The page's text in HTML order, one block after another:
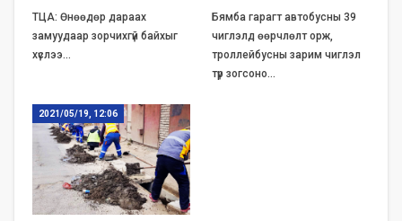
ТЦА: Өнөөдөр дараах
замуудаар зорчихгүй байхыг
хүслээ…
Бямба гарагт автобусны 39
чиглэлд өөрчлөлт орж,
троллейбусны зарим чиглэл
түр зогсоно…
2021/05/19, 12:06